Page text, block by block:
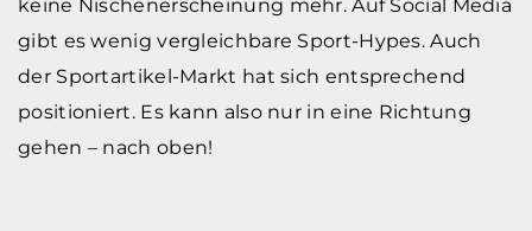
keine Nischenerscheinung mehr. Auf Social Media
gibt es wenig vergleichbare Sport-Hypes. Auch
der Sportartikel-Markt hat sich entsprechend
positioniert. Es kann also nur in eine Richtung
gehen – nach oben!